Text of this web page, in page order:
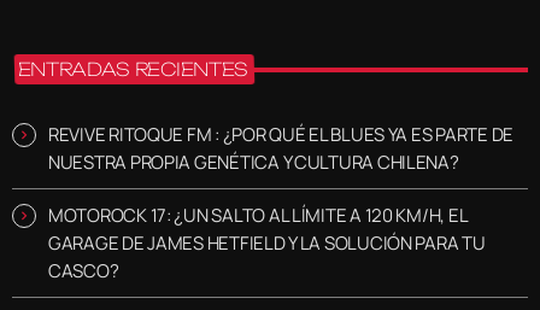
ENTRADAS RECIENTES
REVIVE RITOQUE FM : ¿POR QUÉ EL BLUES YA ES PARTE DE
NUESTRA PROPIA GENÉTICA Y CULTURA CHILENA?
MOTOROCK 17: ¿UN SALTO AL LÍMITE A 120 KM/H, EL
GARAGE DE JAMES HETFIELD Y LA SOLUCIÓN PARA TU
CASCO?